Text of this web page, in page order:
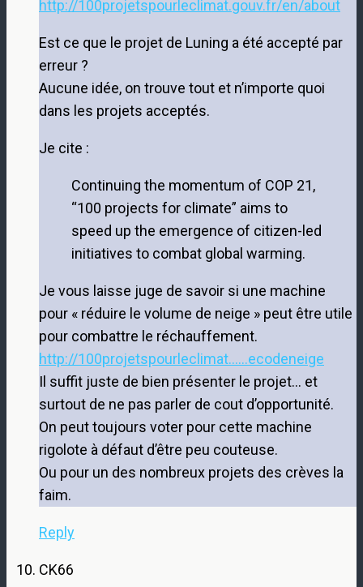
http://100projetspourleclimat.gouv.fr/en/about
Est ce que le projet de Luning a été accepté par
erreur ?
Aucune idée, on trouve tout et n’importe quoi
dans les projets acceptés.
Je cite :
Continuing the momentum of COP 21,
“100 projects for climate” aims to
speed up the emergence of citizen-led
initiatives to combat global warming.
Je vous laisse juge de savoir si une machine
pour « réduire le volume de neige » peut être utile
pour combattre le réchauffement.
http://100projetspourleclimat......ecodeneige
Il suffit juste de bien présenter le projet… et
surtout de ne pas parler de cout d’opportunité.
On peut toujours voter pour cette machine
rigolote à défaut d’être peu couteuse.
Ou pour un des nombreux projets des crèves la
faim.
Reply
CK66